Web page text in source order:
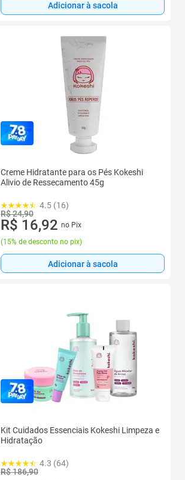
Adicionar à sacola
Creme Hidratante para os Pés Kokeshi
Alivio de Ressecamento 45g
4.5 (16)
R$ 24,90
R$ 16,92 no Pix
(15% de desconto no pix)
Adicionar à sacola
Kit Cuidados Essenciais Kokeshi Limpeza e
Hidratação
4.3 (64)
R$ 186,90